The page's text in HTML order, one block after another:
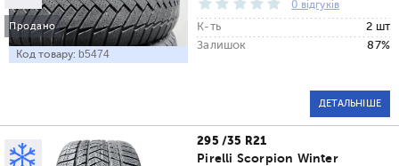
Продано
Код товару: b5474
0 відгуків
К-ть
2 шт
Залишок
87%
ДЕТАЛЬНІШЕ
295 /35 R21
Pirelli Scorpion Winter